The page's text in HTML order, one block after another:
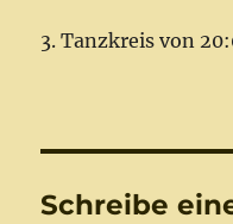
3. Tanzkreis von
Schreibe